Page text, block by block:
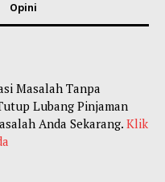
Opini
Masalah Tanpa
Lubang Pinjaman
Anda Sekarang. Klik